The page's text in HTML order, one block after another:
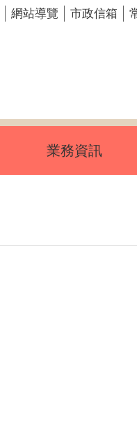
網站導覽 市政信箱
業務資訊